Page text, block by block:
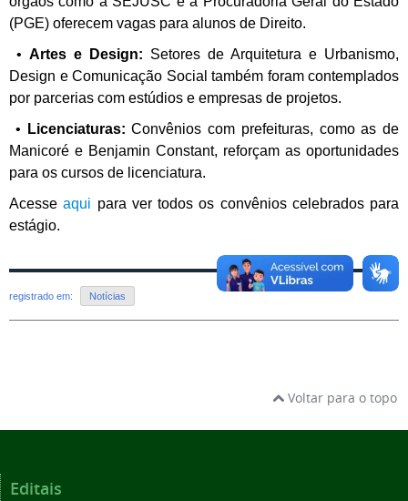
(PGE) oferecem vagas para alunos de Direito.
• Artes e Design: Setores de Arquitetura e Urbanismo,
Design e Comunicação Social também foram contemplados
por parcerias com estúdios e empresas de projetos.
•
Licenciaturas:Convênios com prefeituras, como as de
Manicoré e Benjamin Constant, reforçam as oportunidades
para os cursos de licenciatura.
Acesseaqui para ver todos os convênios celebrados para
estágio.
registrado em: Notícias
Voltar para o topo
Editais